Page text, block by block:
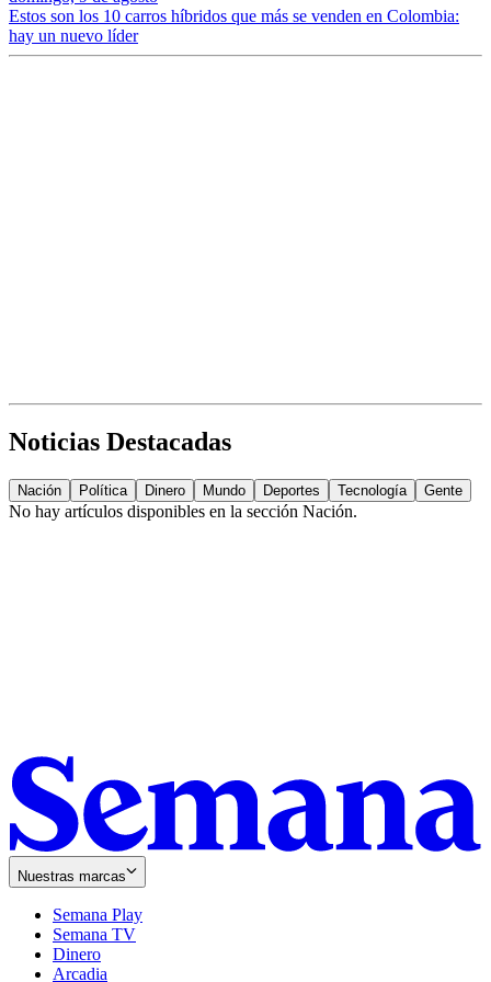
Estos son los 10 carros híbridos que más se venden en Colombia:
hay un nuevo líder
Noticias Destacadas
Nación Política Dinero Mundo Deportes Tecnología Gente
No hay artículos disponibles en la sección Nación.
Nuestras marcas
Semana Play
Semana TV
Dinero
Arcadia